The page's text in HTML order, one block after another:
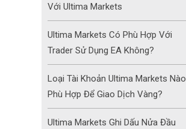
Với Ultima Markets
Ultima Markets Có Phù Hợp Với
Trader Sử Dụng EA Không?
Loại Tài Khoản Ultima Markets Nào
Phù Hợp Để Giao Dịch Vàng?
Ultima Markets Ghi Dấu Nửa Đầu